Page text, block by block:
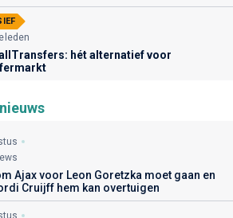
hét alternatief voor
Ajax voor Leon Goretzka moet gaan en
Cruijff hem kan overtuigen